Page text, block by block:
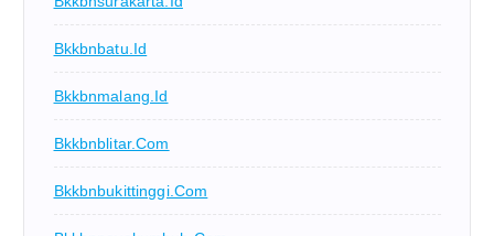
Bkkbnbatu.id
Bkkbnmalang.id
Bkkbnblitar.com
Bkkbnbukittinggi.com